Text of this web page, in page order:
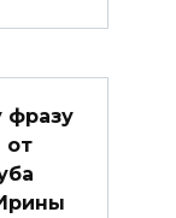
фразу
от